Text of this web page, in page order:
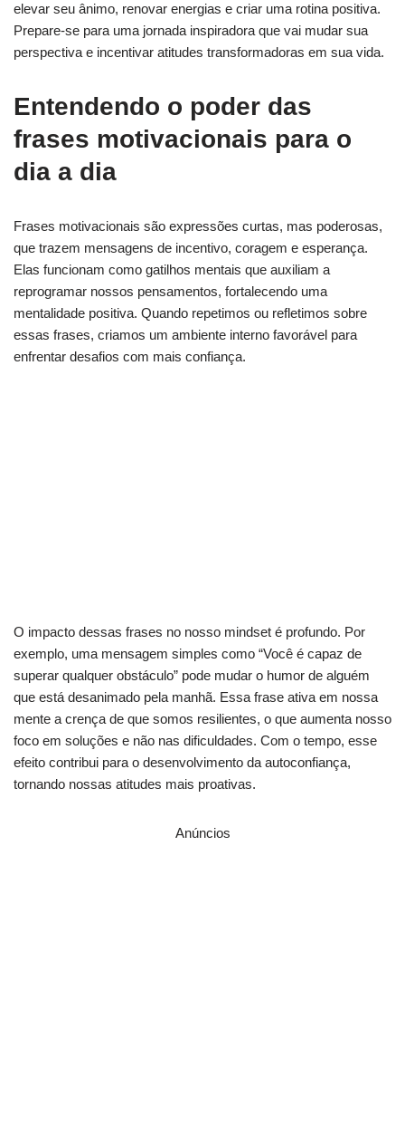
elevar seu ânimo, renovar energias e criar uma rotina positiva.
Prepare-se para uma jornada inspiradora que vai mudar sua
perspectiva e incentivar atitudes transformadoras em sua vida.
Entendendo o poder das
frases motivacionais para o
dia a dia
Frases motivacionais são expressões curtas, mas poderosas,
que trazem mensagens de incentivo, coragem e esperança.
Elas funcionam como gatilhos mentais que auxiliam a
reprogramar nossos pensamentos, fortalecendo uma
mentalidade positiva. Quando repetimos ou refletimos sobre
essas frases, criamos um ambiente interno favorável para
enfrentar desafios com mais confiança.
O impacto dessas frases no nosso mindset é profundo. Por
exemplo, uma mensagem simples como “Você é capaz de
superar qualquer obstáculo” pode mudar o humor de alguém
que está desanimado pela manhã. Essa frase ativa em nossa
mente a crença de que somos resilientes, o que aumenta nosso
foco em soluções e não nas dificuldades. Com o tempo, esse
efeito contribui para o desenvolvimento da autoconfiança,
tornando nossas atitudes mais proativas.
Anúncios